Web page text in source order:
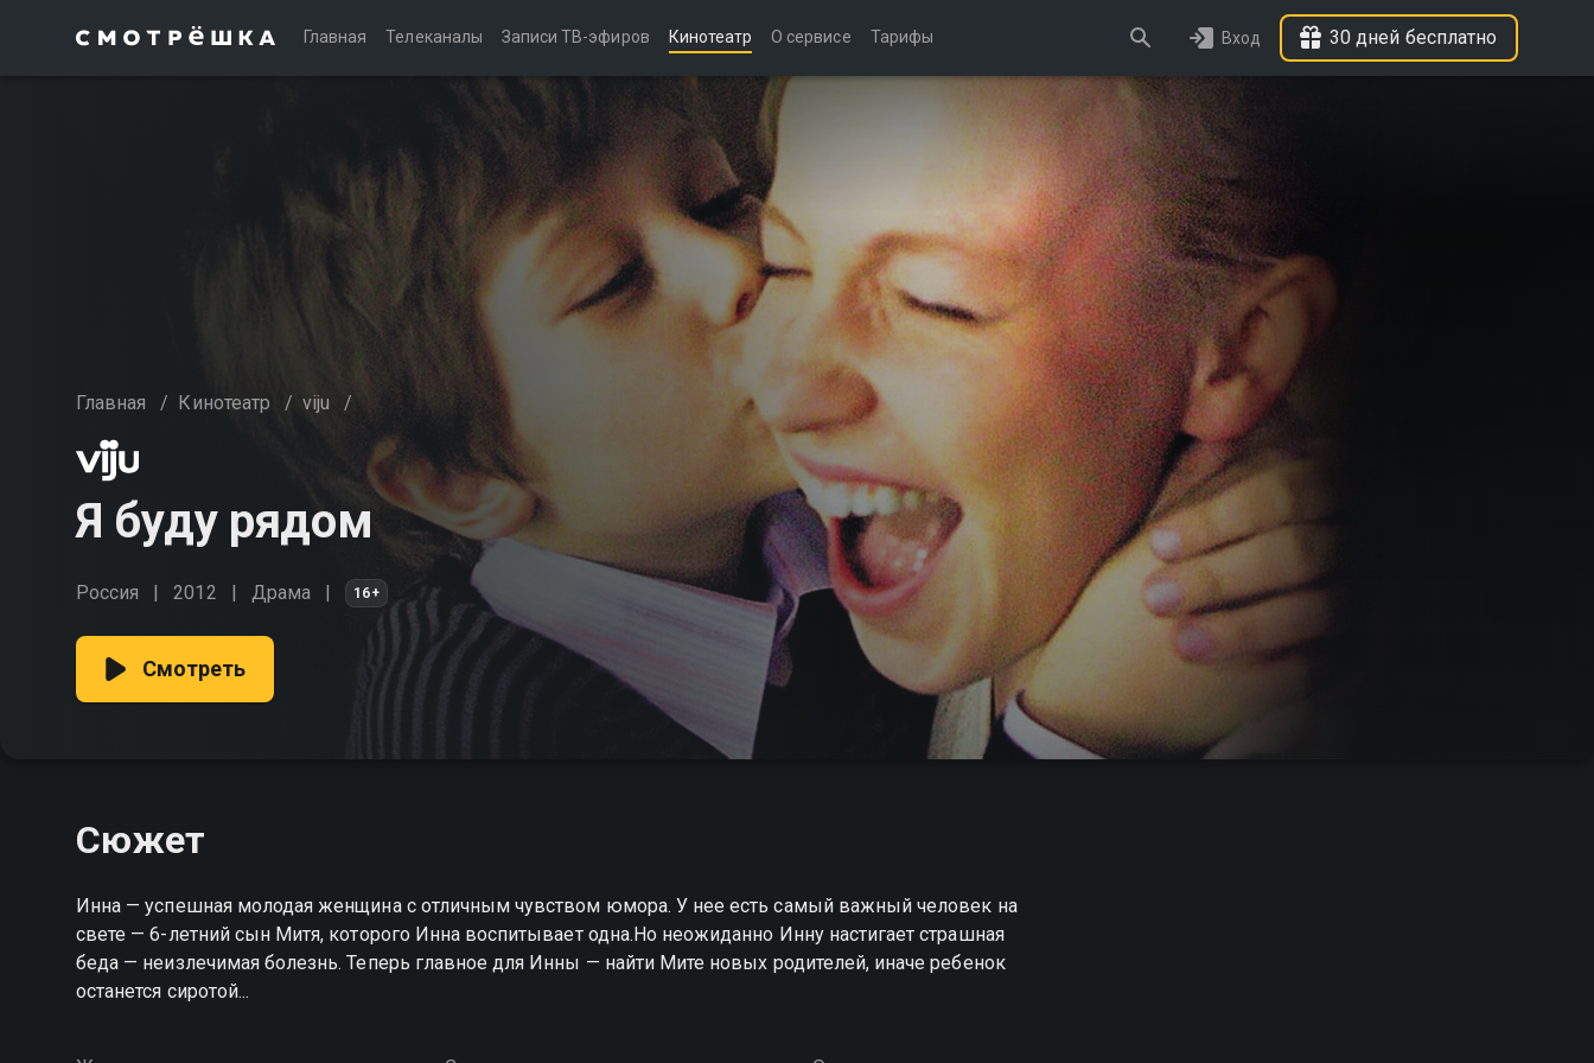
Главная Телеканалы Записи ТВ-эфиров Кинотеатр О сервисе Тарифы Вход 30 дней бесплатно
Главная / Кинотеатр / viju /
Я буду рядом
Россия 2012 Драма 16+
Смотреть
Сюжет
Инна — успешная молодая женщина с отличным чувством юмора. У нее есть самый важный человек на
свете — 6-летний сын Митя, которого Инна воспитывает одна.Но неожиданно Инну настигает страшная
беда — неизлечимая болезнь. Теперь главное для Инны — найти Мите новых родителей, иначе ребенок
останется сиротой...